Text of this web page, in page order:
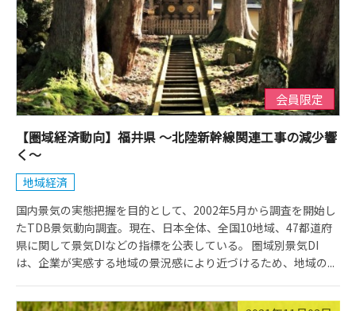
会員限定
【圏域経済動向】福井県 ～北陸新幹線関連工事の減少響
く～
地域経済
国内景気の実態把握を目的として、2002年5月から調査を開始し
たTDB景気動向調査。現在、日本全体、全国10地域、47都道府
県に関して景気DIなどの指標を公表している。 圏域別景気DI
は、企業が実感する地域の景況感により近づけるため、地域の...